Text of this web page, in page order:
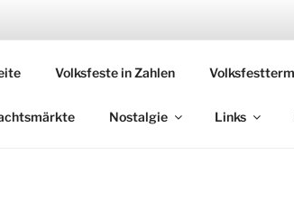
Volksfeste in Zahlen
Nostalgie Links